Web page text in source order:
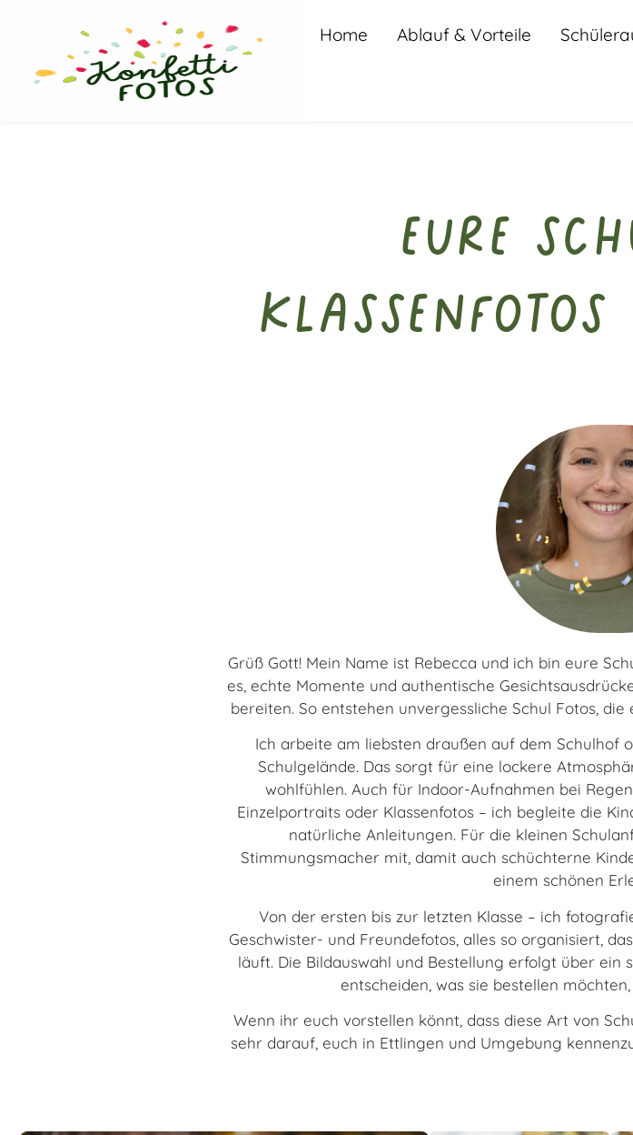
Home Ablauf & Vorteile
Eure
Grüß Gott! Mein Name ist Rebecca und ich bin eure
es, echte Momente und authentische
bereiten. So entstehen unvergessliche Schul Fotos,
Ich arbeite am liebsten draußen auf dem Schulhof
Schulgelände. Das sorgt für eine lockere
wohlfühlen. Auch für Indoor-Aufnahmen bei
Einzelportraits oder Klassenfotos – ich begleite die
natürliche Anleitungen. Für die kleinen
Stimmungsmacher mit, damit auch schüchterne
einem schönen
Von der ersten bis zur letzten Klasse – ich
Geschwister- und Freundefotos, alles so organisiert,
läuft. Die Bildauswahl und Bestellung erfolgt über ein
entscheiden, was sie bestellen
Wenn ihr euch vorstellen könnt, dass diese Art von
sehr darauf, euch in Ettlingen und Umgebung